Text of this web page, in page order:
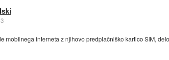
mobilnega interneta z njihovo predplačniško kartico SIM,